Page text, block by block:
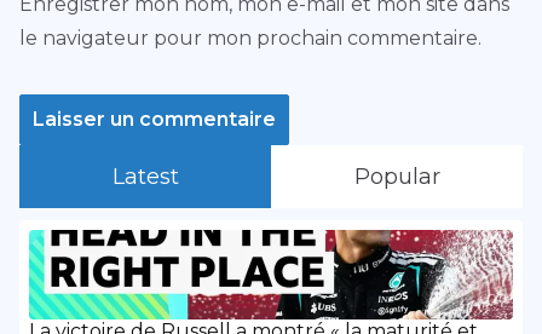
le navigateur pour mon prochain commentaire.
Latest Popular